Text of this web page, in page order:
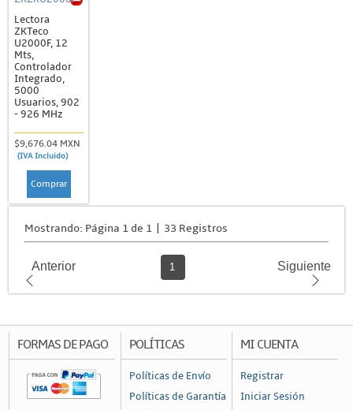
Lectora
ZKTeco
U2000F, 12
Mts,
Controlador
Integrado,
5000
Usuarios, 902
- 926 MHz
$9,676.04 MXN
(IVA Incluido)
Comprar
Mostrando: Página 1 de 1 | 33 Registros
Anterior 1 Siguiente
FORMAS DE PAGO POLÍTICAS
Políticas de Envío
Políticas de Garantía
MI CUENTA
Registrar
Iniciar Sesión